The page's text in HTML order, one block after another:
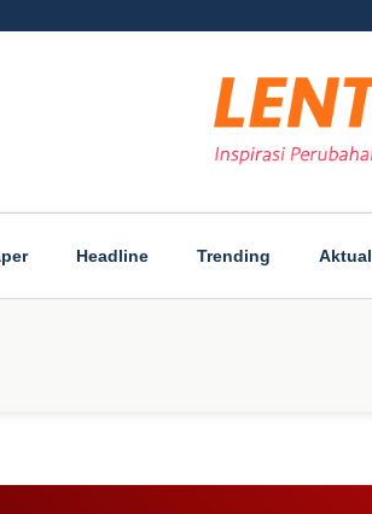
Headline Trending Aktual